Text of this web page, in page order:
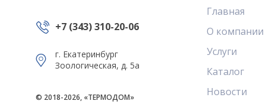
+7 (343) 310-20-06
г. Екатеринбург
Зоологическая, д. 5а
© 2018-2026, «ТЕРМОДОМ»
Главная
О компании
Услуги
Каталог
Новости